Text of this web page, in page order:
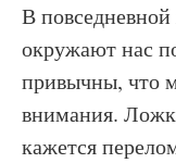
В
окружают нас
привычны, что
внимания.
кажется